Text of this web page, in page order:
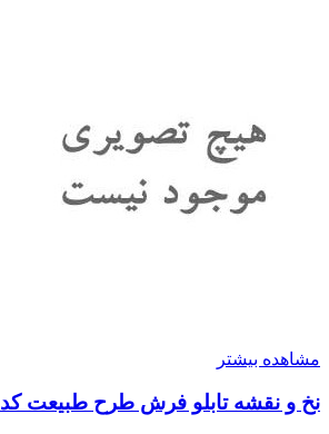
مشاهده بیشتر
نخ و نقشه تابلو فرش طرح طبیعت کد 140